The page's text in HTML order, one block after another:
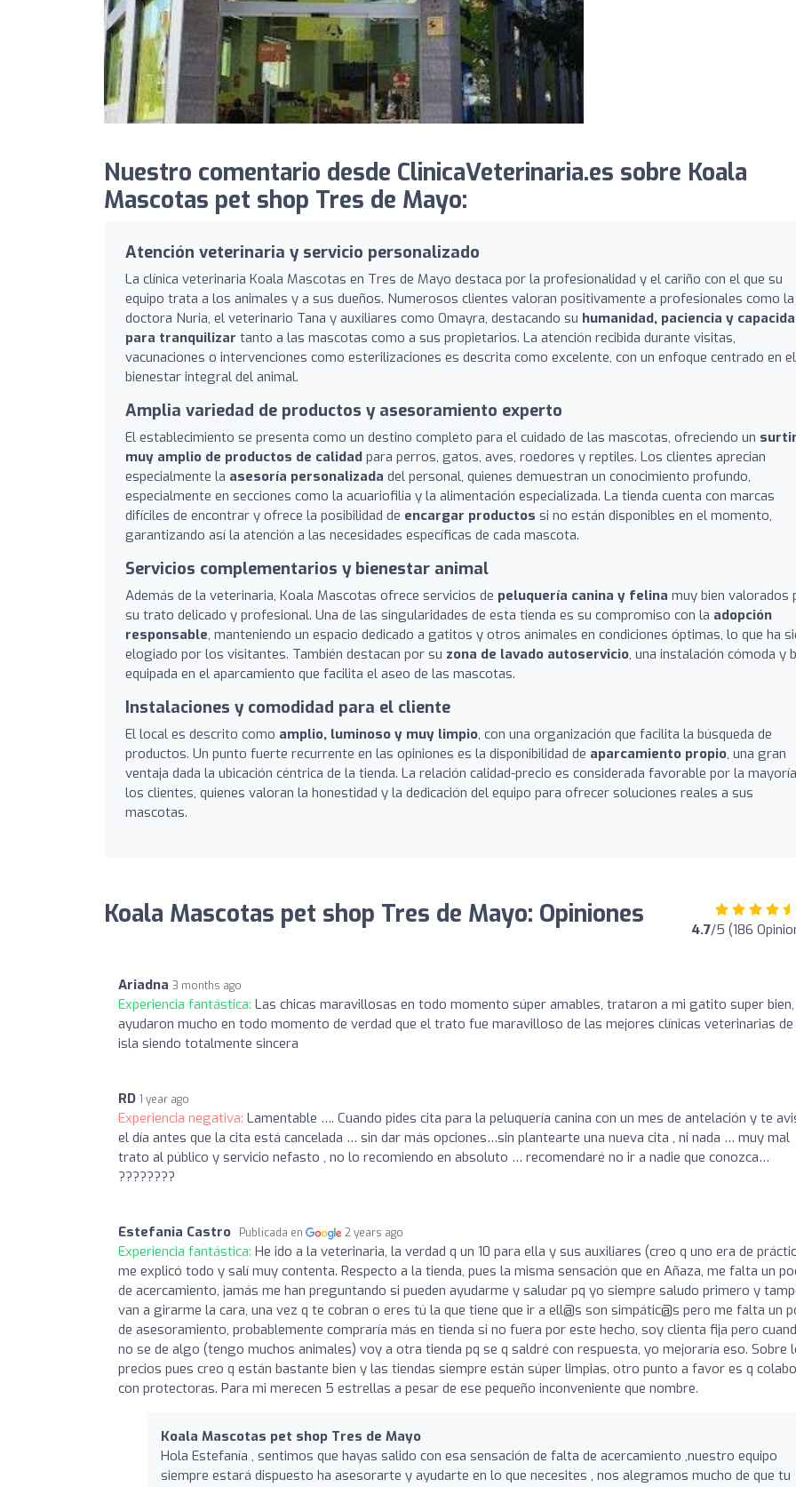
Nuestro comentario desde ClinicaVeterinaria.es sobre Koala
Mascotas pet shop Tres de Mayo:
Atención veterinaria y servicio personalizado
La clínica veterinaria Koala Mascotas en Tres de Mayo destaca por la profesionalidad y el cariño con el que su
equipo trata a los animales y a sus dueños. Numerosos clientes valoran positivamente a profesionales como la
doctora Nuria, el veterinario Tana y auxiliares como Omayra, destacando su humanidad, paciencia y
para tranquilizar tanto a las mascotas como a sus propietarios. La atención recibida durante visitas,
vacunaciones o intervenciones como esterilizaciones es descrita como excelente, con un enfoque centrado en el
bienestar integral del animal.
Amplia variedad de productos y asesoramiento experto
El establecimiento se presenta como un destino completo para el cuidado de las mascotas, ofreciendo un
muy amplio de productos de calidad para perros, gatos, aves, roedores y reptiles. Los clientes aprecian
especialmente la asesoría personalizada del personal, quienes demuestran un conocimiento profundo,
especialmente en secciones como la acuariofilia y la alimentación especializada. La tienda cuenta con marcas
difíciles de encontrar y ofrece la posibilidad de encargar productos si no están disponibles en el momento,
garantizando así la atención a las necesidades específicas de cada mascota.
Servicios complementarios y bienestar animal
Además de la veterinaria, Koala Mascotas ofrece servicios de peluquería canina y felina muy bien valorados
su trato delicado y profesional. Una de las singularidades de esta tienda es su compromiso con la adopción
responsable, manteniendo un espacio dedicado a gatitos y otros animales en condiciones óptimas, lo que ha
elogiado por los visitantes. También destacan por su zona de lavado autoservicio, una instalación cómoda y
equipada en el aparcamiento que facilita el aseo de las mascotas.
Instalaciones y comodidad para el cliente
El local es descrito como amplio, luminoso y muy limpio, con una organización que facilita la búsqueda de
productos. Un punto fuerte recurrente en las opiniones es la disponibilidad de aparcamiento propio, una gran
ventaja dada la ubicación céntrica de la tienda. La relación calidad-precio es considerada favorable por la
los clientes, quienes valoran la honestidad y la dedicación del equipo para ofrecer soluciones reales a sus
mascotas.
Koala Mascotas pet shop Tres de Mayo: Opiniones 4.7/5 (186
Ariadna 3 months ago
Experiencia fantástica: Las chicas maravillosas en todo momento súper amables, trataron a mi gatito super
ayudaron mucho en todo momento de verdad que el trato fue maravilloso de las mejores clínicas veterinarias de
isla siendo totalmente sincera
RD 1 year ago
Experiencia negativa: Lamentable …. Cuando pides cita para la peluquería canina con un mes de antelación y te
el día antes que la cita está cancelada … sin dar más opciones…sin plantearte una nueva cita , ni nada … muy mal
trato al público y servicio nefasto , no lo recomiendo en absoluto … recomendaré no ir a nadie que conozca…
????????
Estefania Castro Publicada en 2 years ago
Experiencia fantástica: He ido a la veterinaria, la verdad q un 10 para ella y sus auxiliares (creo q uno era de
me explicó todo y salí muy contenta. Respecto a la tienda, pues la misma sensación que en Añaza, me falta un
de acercamiento, jamás me han preguntando si pueden ayudarme y saludar pq yo siempre saludo primero y
van a girarme la cara, una vez q te cobran o eres tú la que tiene que ir a ell@s son simpátic@s pero me falta un
de asesoramiento, probablemente compraría más en tienda si no fuera por este hecho, soy clienta fija pero
no se de algo (tengo muchos animales) voy a otra tienda pq se q saldré con respuesta, yo mejoraría eso. Sobre
precios pues creo q están bastante bien y las tiendas siempre están súper limpias, otro punto a favor es q
con protectoras. Para mi merecen 5 estrellas a pesar de ese pequeño inconveniente que nombre.
Koala Mascotas pet shop Tres de Mayo
Hola Estefanía , sentimos que hayas salido con esa sensación de falta de acercamiento ,nuestro equipo
siempre estará dispuesto ha asesorarte y ayudarte en lo que necesites , nos alegramos mucho de que tu